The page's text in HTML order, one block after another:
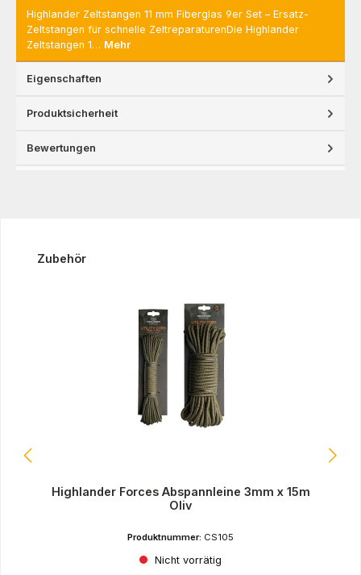
Highlander Zeltstangen 11 mm Fiberglas 9er Set – Ersatz-
Zeltstangen für schnelle ZeltreparaturenDie Highlander
Zeltstangen 1… Mehr
Eigenschaften
Produktsicherheit
Bewertungen
Produktgalerie überspringen
Zubehör
Highlander Forces Abspannleine 3mm x 15m
Oliv
Produktnummer: CS105
Nicht vorrätig